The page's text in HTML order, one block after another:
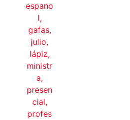
espano
l,
gafas,
julio,
lápiz,
ministr
a,
presen
cial,
profes